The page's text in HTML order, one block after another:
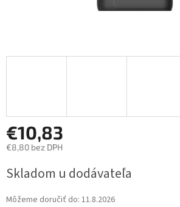
€10,83
€8,80 bez DPH
cena:
Skladom u dodávateľa
Môžeme doručiť do: 11.8.2026